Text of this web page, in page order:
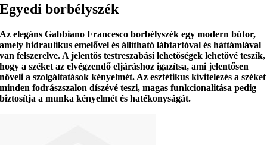
Egyedi borbélyszék
Az elegánsGabbiano Francesco borbélyszék egy modern bútor,
amely hidraulikus emelővel ésállítható lábtartóval és háttámlával
van felszerelve. A jelentős testreszabási lehetőségek lehetővé teszik,
hogy a széket az elvégzendő eljáráshoz igazítsa, amijelentősen
növeli a szolgáltatások kényelmét. Az esztétikus kivitelezés a széket
minden fodrászszalon díszévé teszi,magas funkcionalitása pedig
biztosítja a munka kényelmét és hatékonyságát.